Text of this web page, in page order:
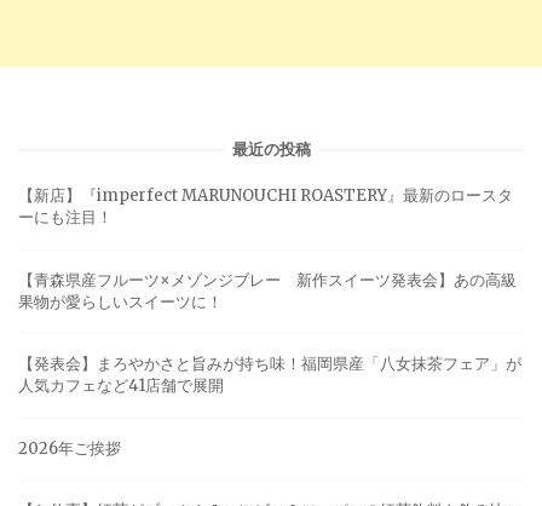
最近の投稿
【新店】『imperfect MARUNOUCHI ROASTERY』最新のロースタ
ーにも注目！
【青森県産フルーツ×メゾンジブレー 新作スイーツ発表会】あの高級
果物が愛らしいスイーツに！
【発表会】まろやかさと旨みが持ち味！福岡県産「八女抹茶フェア」が
人気カフェなど41店舗で展開
2026年ご挨拶